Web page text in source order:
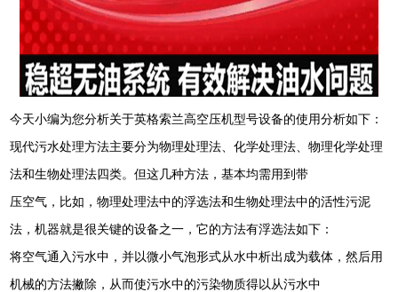
今天小编为您分析关于英格索兰高空压机型号设备的使用分析如下：
现代污水处理方法主要分为物理处理法、化学处理法、物理化学处理
法和生物处理法四类。但这几种方法，基本均需用到带
压空气，比如，物理处理法中的浮选法和生物处理法中的活性污泥
法，机器就是很关键的设备之一，它的方法有浮选法如下：
将空气通入污水中，并以微小气泡形式从水中析出成为载体，然后用
机械的方法撇除，从而使污水中的污染物质得以从污水中